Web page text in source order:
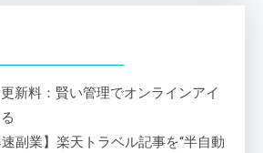
新料：賢い管理でオンラインアイ
速副業】楽天トラベル記事を“半自動